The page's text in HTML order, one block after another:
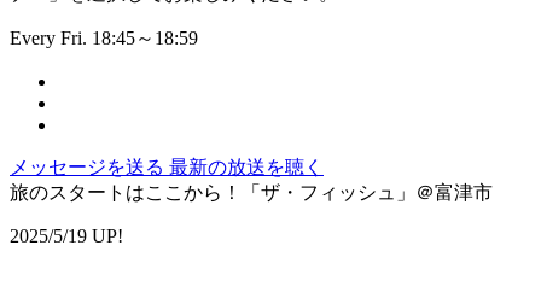
Every Fri. 18:45～18:59
メッセージを送る 最新の放送を聴く
旅のスタートはここから！「ザ・フィッシュ」＠富津市
2025/5/19 UP!